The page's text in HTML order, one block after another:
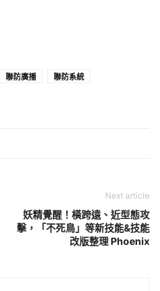
聯防廣播
聯防系統
Next article
妖精覺醒！橫跨遠、近型態攻
擊，「不死鳥」等新技能&技能
改版整理 Phoenix